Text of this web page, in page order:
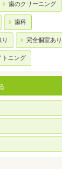
歯のクリーニング
歯科
完全個室あり
トニング